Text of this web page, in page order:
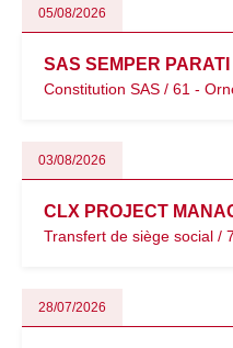
05/08/2026
SAS SEMPER PARATI
Constitution SAS / 61 -
03/08/2026
CLX PROJECT
Transfert de siège social /
28/07/2026